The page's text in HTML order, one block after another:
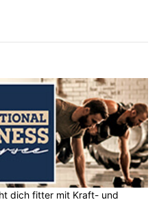
dich fitter mit Kraft- und